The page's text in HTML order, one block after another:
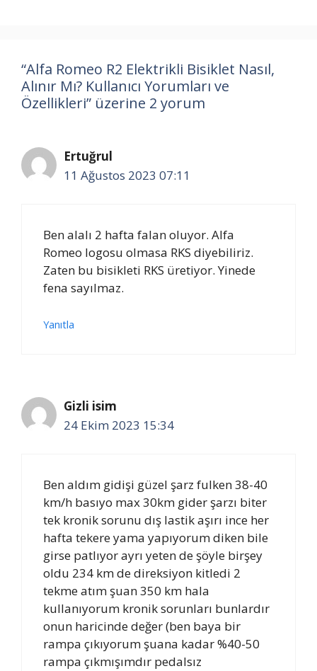
“Alfa Romeo R2 Elektrikli Bisiklet Nasıl,
Alınır Mı? Kullanıcı Yorumları ve
Özellikleri” üzerine 2 yorum
Ertuğrul
11 Ağustos 2023 07:11
Ben alalı 2 hafta falan oluyor. Alfa
Romeo logosu olmasa RKS diyebiliriz.
Zaten bu bisikleti RKS üretiyor. Yinede
fena sayılmaz.
Yanıtla
Gizli isim
24 Ekim 2023 15:34
Ben aldım gidişi güzel şarz fulken 38-40
km/h basıyo max 30km gider şarzı biter
tek kronik sorunu dış lastik aşırı ince her
hafta tekere yama yapıyorum diken bile
girse patlıyor ayrı yeten de şöyle birşey
oldu 234 km de direksiyon kitledi 2
tekme atım şuan 350 km hala
kullanıyorum kronik sorunları bunlardır
onun haricinde değer (ben baya bir
rampa çıkıyorum şuana kadar %40-50
rampa çıkmışımdır pedalsız